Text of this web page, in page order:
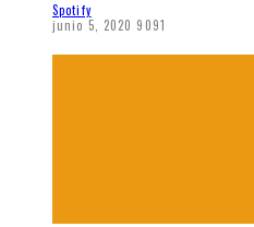
Spotify
junio 5, 2020 9091